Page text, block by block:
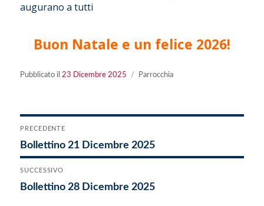
augurano a tutti
Buon Natale e un felice 2026!
Pubblicato ilPubblicato
23 Dicembre 2025 Categorie
Parrocchia
Navigazione
articoli
PRECEDENTE
Articolo
precedente:
Bollettino 21 Dicembre 2025
SUCCESSIVO
Articolo
Bollettino 28 Dicembre 2025